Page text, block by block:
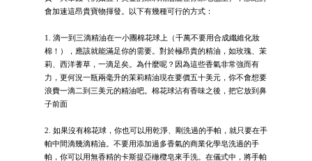
會加速這昂貴寶物揮發。以下有幾種可行的方式：
1. 滴一到三滴精油在一小團棉花球上（千萬不要用合成纖維化妝
棉！），應該就能滿足你的需要。對於極昂貴的精油，如玫瑰、茉
莉、西洋蓍草，一滴足矣。為什麼呢？因為這些香氣非常強而有
力，更何況一瓶兩毫升的茉莉精油現在要價五十美元，你不會想要
浪費一滴二到三美元的精油吧。棉花球沾有香味之後，把它放到鼻
子前面
2. 如果沒有棉花球，你也可以用乾淨、剛洗過的手帕，就只要在手
帕中間滴幾滴精油。不要用添加過多香氣的商業化學皂洗過的手
帕，你可以用無香精的卡斯提亞橄欖皂來手洗。在儀式中，將手帕